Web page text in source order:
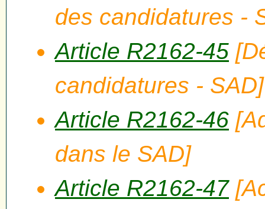
des candidatures -
Article R2162-45
candidatures - SAD]
Article R2162-46
dans le SAD]
Article R2162-47